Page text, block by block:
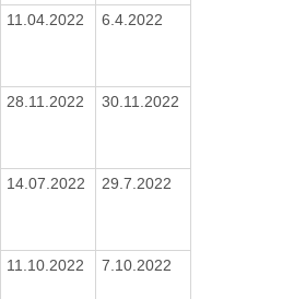
11.04.2022 6.4.2022
28.11.2022 30.11.2022
14.07.2022 29.7.2022
11.10.2022 7.10.2022